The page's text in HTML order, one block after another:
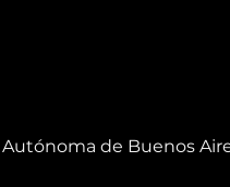
Autónoma de Buenos